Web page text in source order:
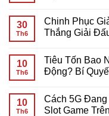
Bao
Nhiêu
Data
Slot
Game
Mobile?
Chi
Tiết
Cho
bình
luận
ở
Yêu
Cầu
Cược
Miễn
Phí:
Bí
30
Th6
Chinh Phục
Thắng Giải
bình
luận
ở
Giải
Thưởng
Khủng:
10
Th6
Tiêu Tốn Bao
Động? Bí
bình
luận
ở
10
Th6
Cách 5G
Slot Game